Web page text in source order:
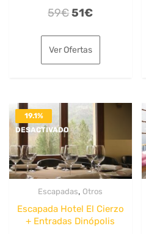
59€El
original
era:
51€El
es:
Ver Ofertas
19.1%
DESACTIVADO
Escapadas, Otros
Escapada Hotel El Cierzo
+ Entradas Dinópolis